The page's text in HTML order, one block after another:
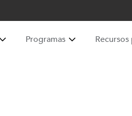
Programas Recursos